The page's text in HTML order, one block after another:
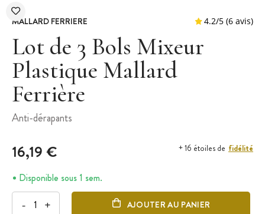
MALLARD FERRIERE
Lot de 3 Bols Mixeur
Plastique Mallard
Ferrière
Anti-dérapants
16,19 € + 16 étoiles de fidélité
Disponible sous 1 sem.
- + AJOUTER AU PANIER